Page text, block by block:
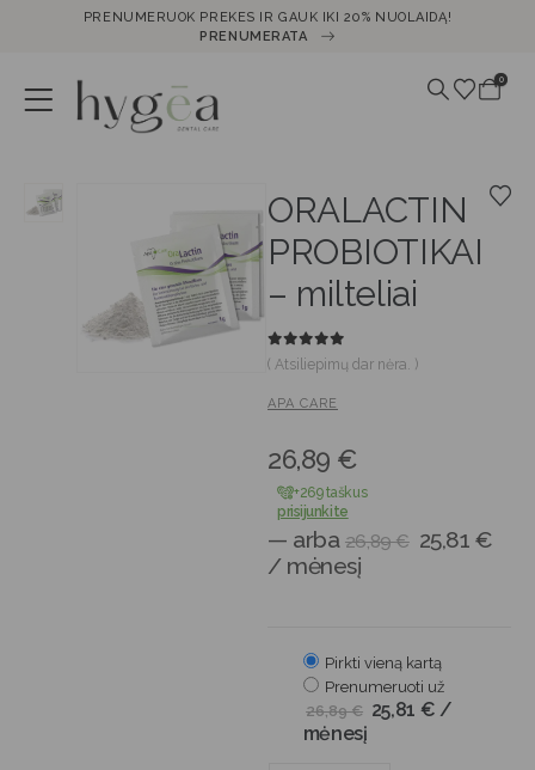
PRENUMERUOK PREKES IR GAUK IKI 20% NUOLAIDĄ!
PRENUMERATA
0
ORALACTIN
PROBIOTIKAI
– milteliai
0out of 5
( Atsiliepimų dar nėra. )
APA CARE
26,89 €
+269 taškus
prisijunkite
— arba 26,89€ 25,81€
/ mėnesį
Pirkti vieną kartą
Prenumeruoti už
26,89€ 25,81 € /
mėnesį